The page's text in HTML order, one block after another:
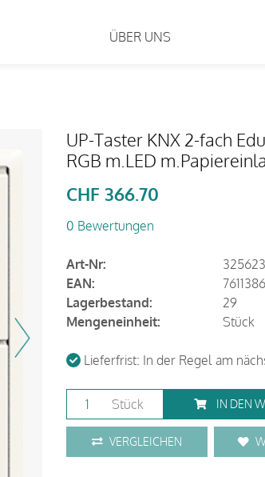
ÜBER UNS
UP-Taster KNX 2-fach
RGB m.LED
CHF 366.70
0 Bewertungen
Art-Nr:
EAN:
Lagerbestand:
29
Mengeneinheit:
Stück
Lieferfrist: In der Regel am
Stück IN DEN
VERGLEICHEN